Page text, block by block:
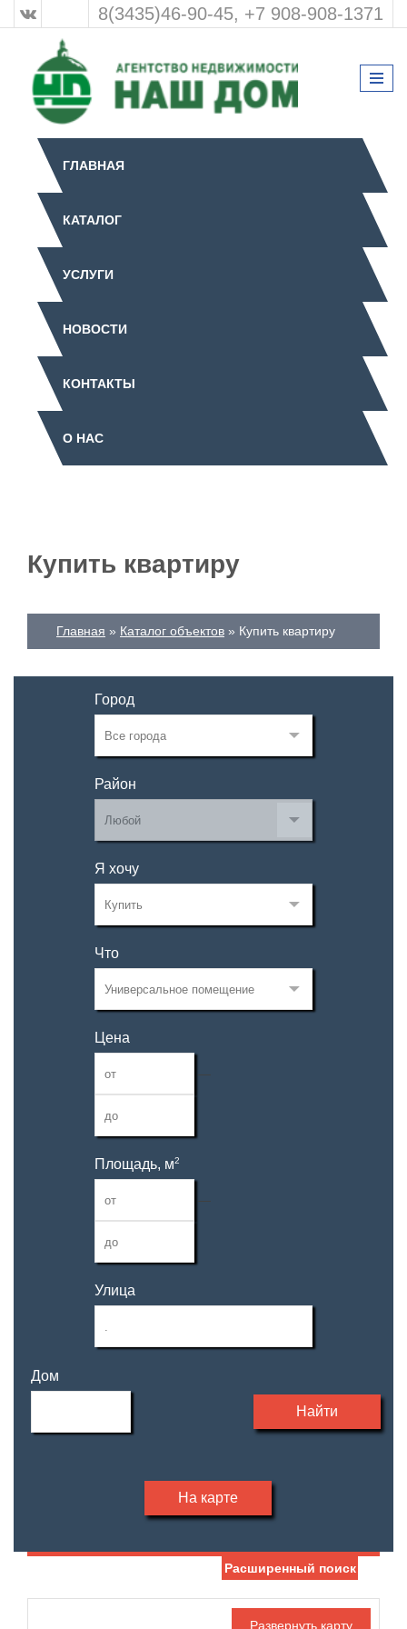
8(3435)46-90-45, +7 908-908-1371
ГЛАВНАЯ
КАТАЛОГ
УСЛУГИ
НОВОСТИ
КОНТАКТЫ
О НАС
Купить квартиру
Главная Каталог объектов Купить квартиру
Город
Район
Я хочу
Что
Цена
—
Площадь, м2
—
Улица
Дом
Найти
На карте
Ипотека
Обмен
Расширенный поиск